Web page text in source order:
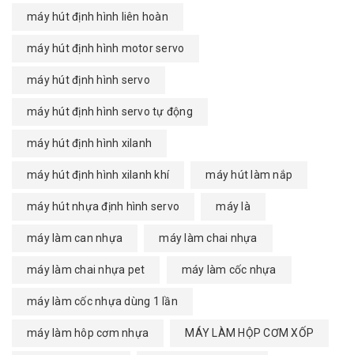
máy hút định hình liên hoàn
máy hút định hình motor servo
máy hút định hình servo
máy hút định hình servo tự động
máy hút định hình xilanh
máy hút định hình xilanh khí máy hút làm nắp
máy hút nhựa định hình servo máy là
máy làm can nhựa máy làm chai nhựa
máy làm chai nhựa pet máy làm cốc nhựa
máy làm cốc nhựa dùng 1 lần
máy làm hôp cơm nhựa MÁY LÀM HỘP CƠM XỐP